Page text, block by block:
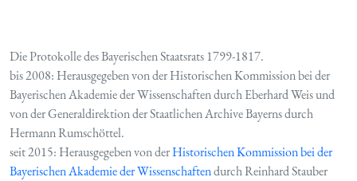
Die Protokolle des Bayerischen Staatsrats 1799-1817.
bis 2008: Herausgegeben von der Historischen Kommission bei der
Bayerischen Akademie der Wissenschaften durch Eberhard Weis und
von der Generaldirektion der Staatlichen Archive Bayerns durch
Hermann Rumschöttel.
seit 2015: Herausgegeben von derHistorischen Kommission bei der
Bayerischen Akademie der Wissenschaftendurch Reinhard Stauber